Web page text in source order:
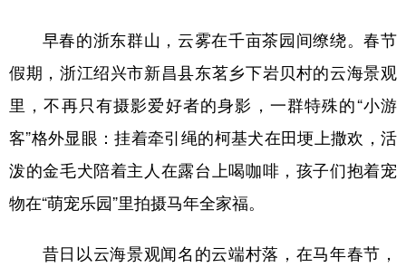
食品 人居 信息化 数字经济
学术中国 乡村振兴 银龄 溯源中国
城市 旅游 能源 会展
彩票 娱乐 时尚 悦读
文化产业
早春的浙东群山，云雾在千亩茶园间缭绕。春节
假期，浙江绍兴市新昌县东茗乡下岩贝村的云海景观
里，不再只有摄影爱好者的身影，一群特殊的“小游
客”格外显眼：挂着牵引绳的柯基犬在田埂上撒欢，活
泼的金毛犬陪着主人在露台上喝咖啡，孩子们抱着宠
物在“萌宠乐园”里拍摄马年全家福。
昔日以云海景观闻名的云端村落，在马年春节，